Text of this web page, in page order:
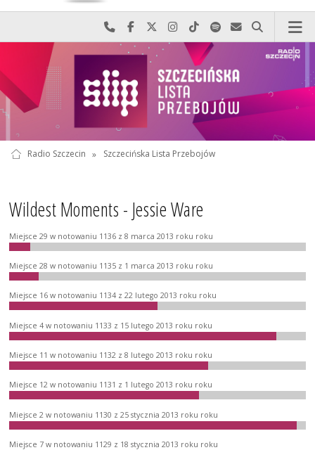
Najlepiej po prostu do nas zadzwoń
Odwiedź nas na Facebook-u
Odwiedź nas na X
Odwiedź nas na Instagram-ie
Odwiedź nas na TikTok-u
Szukaj nas na Spotify
Wyślij do nas
Szukaj
Radio Szczecin » Szczecińska Lista Przebojów
Wildest Moments - Jessie Ware
Miejsce 29 w notowaniu 1136 z 8 marca 2013 roku roku
Miejsce 28 w notowaniu 1135 z 1 marca 2013 roku roku
Miejsce 16 w notowaniu 1134 z 22 lutego 2013 roku roku
Miejsce 4 w notowaniu 1133 z 15 lutego 2013 roku roku
Miejsce 11 w notowaniu 1132 z 8 lutego 2013 roku roku
Miejsce 12 w notowaniu 1131 z 1 lutego 2013 roku roku
Miejsce 2 w notowaniu 1130 z 25 stycznia 2013 roku roku
Miejsce 7 w notowaniu 1129 z 18 stycznia 2013 roku roku